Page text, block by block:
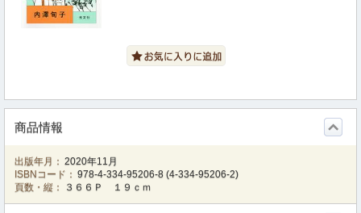
商品情報
出版年月： 2020年11月
ISBNコード： 978-4-334-95206-8 (4-334-95206-2)
頁数・縦：
３６６Ｐ １９ｃｍ